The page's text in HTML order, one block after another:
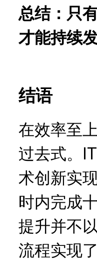
总结：只
才能持续
结语
在效率至
过去式。
术创新实
时内完成
提升并不
流程实现